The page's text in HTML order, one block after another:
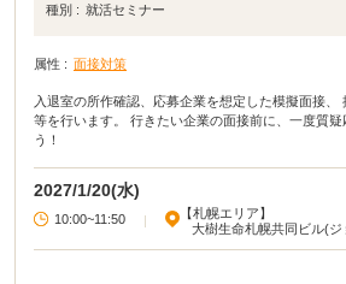
種別 : 就活セミナー
属性 : 面接対策
入退室の所作確認、応募企業を想定した模擬面接、
等を行います。 行きたい企業の面接前に、一度質疑
う！
2027/1/20(水)
10:00~11:50
【札幌エリア】
大樹生命札幌共同ビル(ジ